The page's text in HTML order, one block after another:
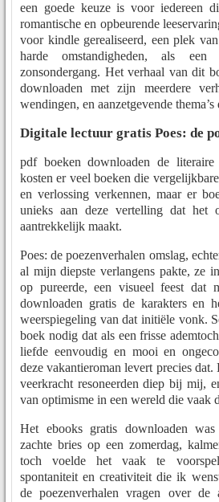
een goede keuze is voor iedereen
romantische en opbeurende
voor kindle gerealiseerd, een plek
harde omstandigheden, als een
zonsondergang. Het verhaal van dit
downloaden met zijn meerdere
wendingen, en aanzetgevende
Digitale lectuur gratis Poes: de
pdf boeken downloaden de
kosten er veel boeken die
en verlossing verkennen, maar er
unieks aan deze vertelling dat het
aantrekkelijk maakt.
Poes: de poezenverhalen omslag,
al mijn diepste verlangens pakte, ze
op pureerde, een visueel feest dat
downloaden gratis de karakters en
weerspiegeling van dat initiële vonk.
boek nodig dat als een frisse
liefde eenvoudig en mooi en
deze vakantieroman levert precies dat.
veerkracht resoneerden diep bij mij,
van optimisme in een wereld die vaak
Het ebooks gratis downloaden
zachte bries op een zomerdag,
toch voelde het vaak te
spontaniteit en creativiteit die ik
de poezenverhalen vragen over